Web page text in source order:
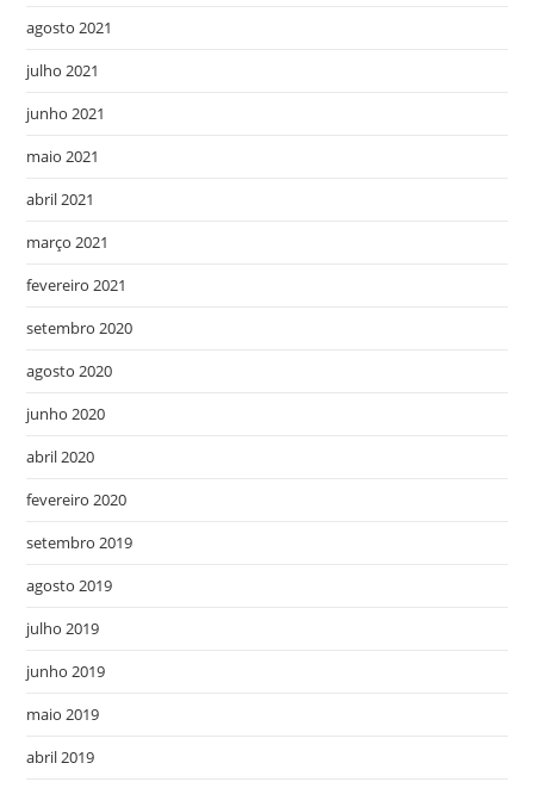
agosto 2021
julho 2021
junho 2021
maio 2021
abril 2021
março 2021
fevereiro 2021
setembro 2020
agosto 2020
junho 2020
abril 2020
fevereiro 2020
setembro 2019
agosto 2019
julho 2019
junho 2019
maio 2019
abril 2019